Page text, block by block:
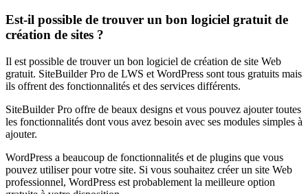
Est-il possible de trouver un bon logiciel gratuit de
création de sites ?
Il est possible de trouver un bon logiciel de création de site Web
gratuit. SiteBuilder Pro de LWS et WordPress sont tous gratuits mais
ils offrent des fonctionnalités et des services différents.
SiteBuilder Pro offre de beaux designs et vous pouvez ajouter toutes
les fonctionnalités dont vous avez besoin avec ses modules simples à
ajouter.
WordPress a beaucoup de fonctionnalités et de plugins que vous
pouvez utiliser pour votre site. Si vous souhaitez créer un site Web
professionnel, WordPress est probablement la meilleure option